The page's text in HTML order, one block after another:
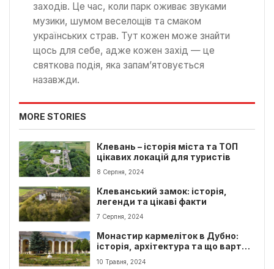
заходів. Це час, коли парк оживає звуками
музики, шумом веселощів та смаком
українських страв. Тут кожен може знайти
щось для себе, адже кожен захід — це
святкова подія, яка запам’ятовується
назавжди.
MORE STORIES
Клевань – історія міста та ТОП
цікавих локацій для туристів
8 Серпня, 2024
Клеванський замок: історія,
легенди та цікаві факти
7 Серпня, 2024
Монастир кармеліток в Дубно:
історія, архітектура та що варто
побачити туристу
10 Травня, 2024